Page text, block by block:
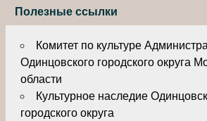
Полезные ссылки
Комитет по культуре
Одинцовского городского округа
области
Культурное наследие
городского округа